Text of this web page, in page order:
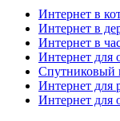
Интернет в
Интернет в
Интернет в
Интернет для
Спутниковый
Интернет для
Интернет для